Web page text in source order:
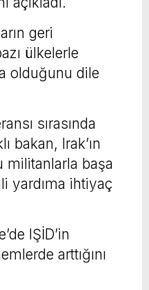
geri
ülkelerle
olduğunu dile
sırasında
bakan, Irak’ın
militanlarla başa
yardıma ihtiyaç
IŞİD’in
arttığını